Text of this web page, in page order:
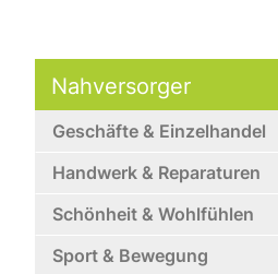
Nahversorger
Geschäfte & Einzelhandel
Handwerk & Reparaturen
Schönheit & Wohlfühlen
Sport & Bewegung